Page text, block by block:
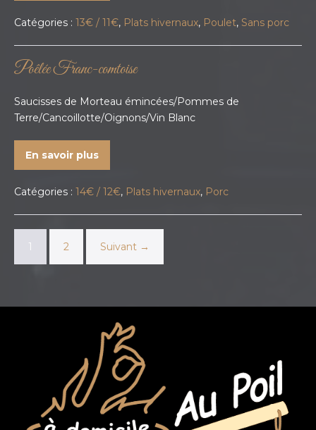
Catégories : 13€ / 11€, Plats hivernaux, Poulet, Sans porc
Poêlée Franc-comtoise
Saucisses de Morteau émincées/Pommes de
Terre/Cancoillotte/Oignons/Vin Blanc
En savoir plus
Catégories : 14€ / 12€, Plats hivernaux, Porc
1 2 Suivant →